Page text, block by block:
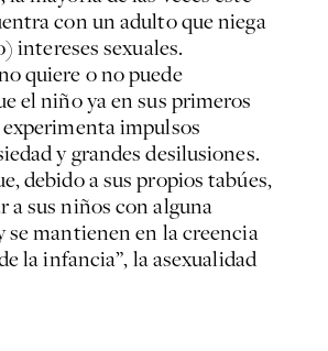
con un adulto que niega
intereses sexuales.
quiere o no puede
el niño ya en sus primeros
impulsos
y grandes desilusiones.
debido a sus propios tabúes,
a sus niños con alguna
se mantienen en la creencia
la infancia”, la asexualidad